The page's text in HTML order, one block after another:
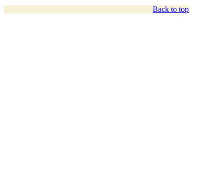
Back to top